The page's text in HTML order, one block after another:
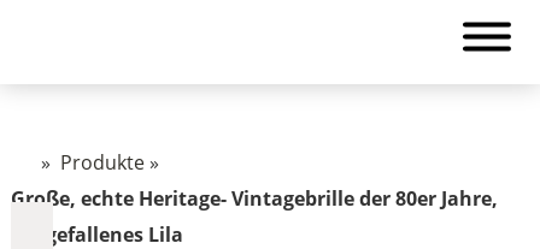
» Produkte»
Große, echte Heritage- Vintagebrille der 80er Jahre,
ausgefallenes Lila